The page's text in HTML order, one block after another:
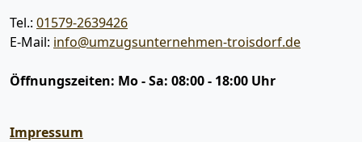
Tel.: 01579-2639426
E-Mail: info@umzugsunternehmen-troisdorf.de
Öffnungszeiten: Mo - Sa: 08:00 - 18:00 Uhr
Impressum